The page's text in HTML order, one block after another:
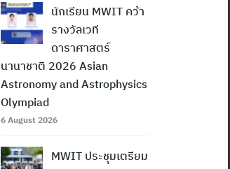
นักเรียน MWIT คว้า
รางวัลเวที
ดาราศาสตร์
นานาชาติ 2026 Asian
Astronomy and Astrophysics
Olympiad
6 August 2026
MWIT ประชุมเตรียม